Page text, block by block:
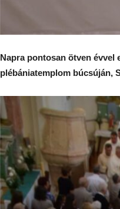
Napra pontosan ötven évvel
plébániatemplom búcsúján,